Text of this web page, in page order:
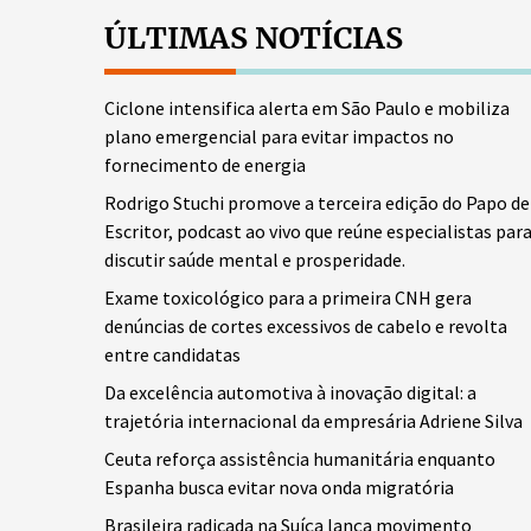
ÚLTIMAS NOTÍCIAS
Ciclone intensifica alerta em São Paulo e mobiliza
plano emergencial para evitar impactos no
fornecimento de energia
Rodrigo Stuchi promove a terceira edição do Papo de
Escritor, podcast ao vivo que reúne especialistas para
discutir saúde mental e prosperidade.
Exame toxicológico para a primeira CNH gera
denúncias de cortes excessivos de cabelo e revolta
entre candidatas
Da excelência automotiva à inovação digital: a
trajetória internacional da empresária Adriene Silva
Ceuta reforça assistência humanitária enquanto
Espanha busca evitar nova onda migratória
Brasileira radicada na Suíça lança movimento